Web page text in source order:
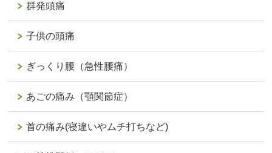
群発頭痛
子供の頭痛
ぎっくり腰（急性腰痛）
あごの痛み（顎関節症）
首の痛み(寝違いやムチ打ちなど)